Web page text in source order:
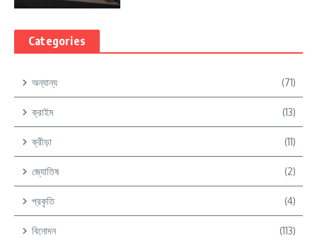
Categories
অন্যান্য (71)
ক্রাইম (13)
ক্রীড়া (11)
জ্যোতিষ (2)
প্রকৃতি (4)
বিনোদন (113)